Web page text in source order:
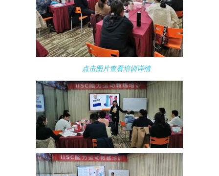
点击图片查看培训详情